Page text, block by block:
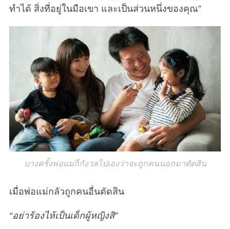
ทำได้ สิ่งที่อยู่ในมือเขา และเป็นส่วนหนึ่งของคุณ”
บางครั้งพ่อแม่ก็กังวลไปเองว่าจะถูกคนนอกมาตัดสิน
เมื่อพ่อแม่กลัวถูกคนอื่นตัดสิน
“อย่าร้องไห้เป็นเด็กผู้หญิงสิ”